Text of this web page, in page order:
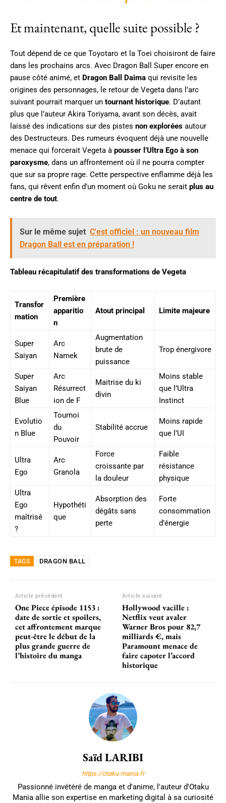
Et maintenant, quelle suite possible ?
Tout dépend de ce que Toyotaro et la Toei choisiront de faire
dans les prochains arcs. Avec Dragon Ball Super encore en
pause côté animé, et Dragon Ball Daima qui revisite les
origines des personnages, le retour de Vegeta dans l’arc
suivant pourrait marquer un tournant historique. D’autant
plus que l’auteur Akira Toriyama, avant son décès, avait
laissé des indications sur des pistes non explorées autour
des Destructeurs. Des rumeurs évoquent déjà une nouvelle
menace qui forcerait Vegeta à pousser l’Ultra Ego à son
paroxysme, dans un affrontement où il ne pourra compter
que sur sa propre rage. Cette perspective enflamme déjà les
fans, qui rêvent enfin d’un moment où Goku ne serait plus au
centre de tout.
Sur le même sujet C'est officiel : un nouveau film
Dragon Ball est en préparation !
Tableau récapitulatif des transformations de Vegeta
Transfor
mation
Première
apparitio
n
Atout principal Limite majeure
Super
Saiyan
Arc
Namek
Augmentation
brute de
puissance
Trop énergivore
Super
Saiyan
Blue
Arc
Résurrect
ion de F
Maitrise du ki
divin
Moins stable
que l’Ultra
Instinct
Evolutio
n Blue
Tournoi
du
Pouvoir
Stabilité accrue
Moins rapide
que l’UI
Ultra
Ego
Arc
Granola
Force
croissante par
la douleur
Faible
résistance
physique
Ultra
Ego
maîtrisé
?
Hypothéti
que
Absorption des
dégâts sans
perte
Forte
consommation
d’énergie
TAGS DRAGON BALL
Article précédent
One Piece épisode 1153 :
date de sortie et spoilers,
cet affrontement marque
peut-être le début de la
plus grande guerre de
l’histoire du manga
Article suivant
Hollywood vacille :
Netflix veut avaler
Warner Bros pour 82,7
milliards €, mais
Paramount menace de
faire capoter l’accord
historique
Saïd LARIBI
https://otaku-mania.fr
Passionné invétéré de manga et d'anime, l'auteur d'Otaku
Mania allie son expertise en marketing digital à sa curiosité